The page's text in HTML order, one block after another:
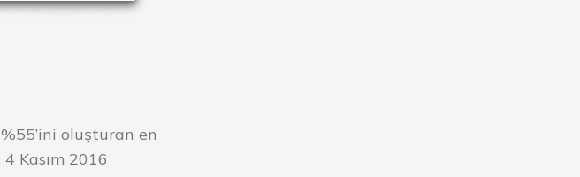
oluşturan en
Kasım 2016